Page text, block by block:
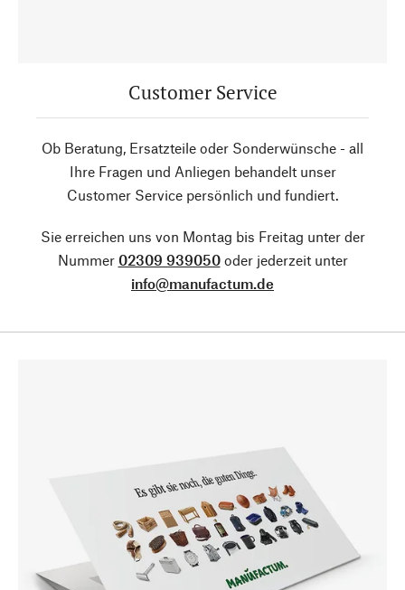
Customer Service
Ob Beratung, Ersatzteile oder Sonderwünsche - all
Ihre Fragen und Anliegen behandelt unser
Customer Service persönlich und fundiert.
Sie erreichen uns von Montag bis Freitag unter der
Nummer 02309 939050oder jederzeit unter
info@manufactum.de